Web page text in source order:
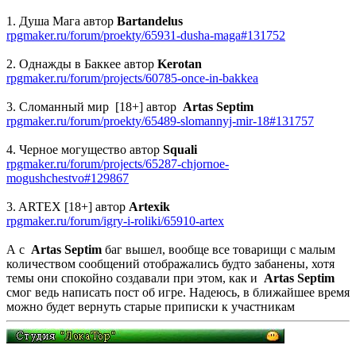
1. Душа Мага автор Bartandelus
rpgmaker.ru/forum/proekty/65931-dusha-maga#131752
2. Однажды в Баккее автор Kerotan
rpgmaker.ru/forum/projects/60785-once-in-bakkea
3. Сломанный мир [18+] автор Artas Septim
rpgmaker.ru/forum/proekty/65489-slomannyj-mir-18#131757
4. Черное могущество автор Squali
rpgmaker.ru/forum/projects/65287-chjornoe-
mogushchestvo#129867
3. ARTEX [18+] автор Artexik
rpgmaker.ru/forum/igry-i-roliki/65910-artex
А с Artas Septim баг вышел, вообще все товарищи с малым
количеством сообщений отображались будто забанены, хотя
темы они спокойно создавали при этом, как и Artas Septim
смог ведь написать пост об игре. Надеюсь, в ближайшее время
можно будет вернуть старые приписки к участникам